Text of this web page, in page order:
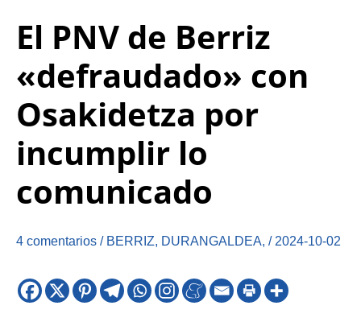
El PNV de Berriz
«defraudado» con
Osakidetza por
incumplir lo
comunicado
4 comentarios / BERRIZ, DURANGALDEA, / 2024-10-02